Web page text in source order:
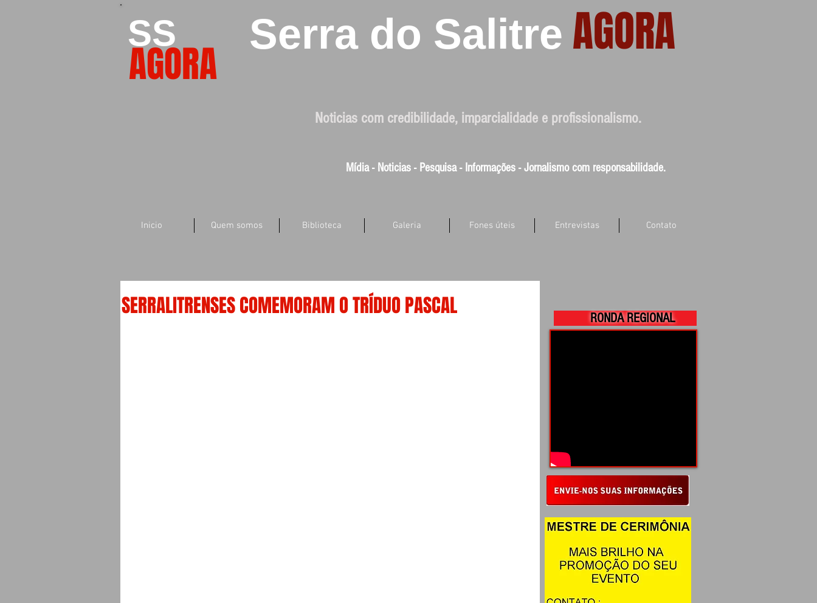
SS
AGORA
Serra do Salitre AGORA
Noticias com credibilidade, imparcialidade e profissionalismo.
Mídia - Noticias - Pesquisa - Informações - Jornalismo com responsabilidade.
Inicio Quem somos Biblioteca Galeria Fones úteis Entrevistas Contato
SERRALITRENSES COMEMORAM O TRÍDUO PASCAL RONDA REGIONAL